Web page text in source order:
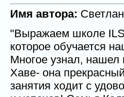
Имя автора:
"Выражаем школе ILS
котoрое обучается
Многое узнал, нашел
Хаве- она
занятия ходит с